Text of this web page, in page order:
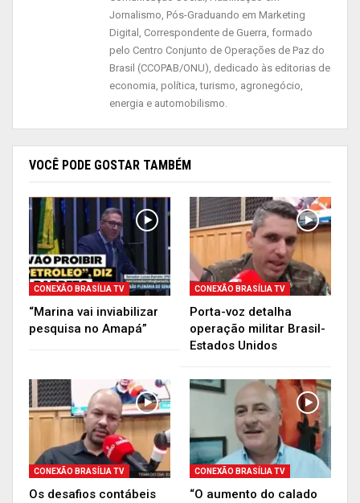
Jornalismo, Pós-Graduando em Marketing
Digital, Correspondente de Guerra, formado
pelo Centro Conjunto de Operações de Paz do
Brasil (CCOPAB/ONU), dedicado às editorias de
economia, política, turismo, agronegócio,
energia e automobilismo.
VOCÊ PODE GOSTAR TAMBÉM
CONEXÃO BRASÍLIA TV
“Marina vai inviabilizar
pesquisa no Amapá”
CONEXÃO BRASÍLIA TV
Porta-voz detalha
operação militar Brasil-
Estados Unidos
CONEXÃO BRASÍLIA TV
Os desafios contábeis
CONEXÃO BRASÍLIA TV
“O aumento do calado